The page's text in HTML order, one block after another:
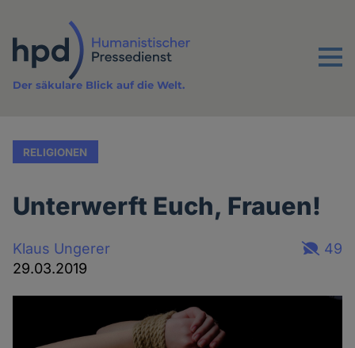
Inhalt
Menu
Der säkulare Blick auf die Welt.
RELIGIONEN
Unterwerft Euch, Frauen!
Klaus Ungerer
29.03.2019
49